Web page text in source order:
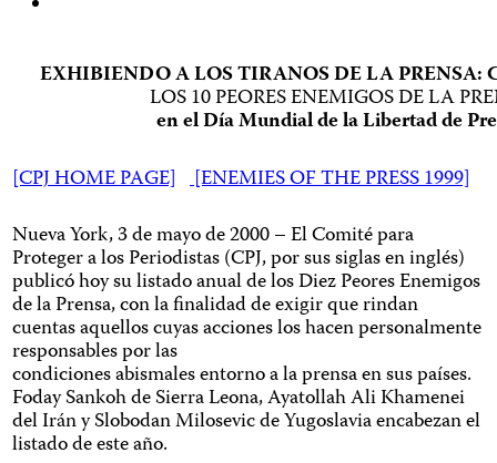
EXHIBIENDO A LOS TIRANOS DE LA PRENSA:
LOS 10 PEORES ENEMIGOS DE LA
en el Día Mundial de la Libertad de
[CPJ HOME PAGE] [ENEMIES OF THE PRESS 1999]
Nueva York, 3 de mayo de 2000 – El Comité para
Proteger a los Periodistas (CPJ, por sus siglas en inglés)
publicó hoy su listado anual de los Diez Peores Enemigos
de la Prensa, con la finalidad de exigir que rindan
cuentas aquellos cuyas acciones los hacen personalmente
responsables por las
condiciones abismales entorno a la prensa en sus países.
Foday Sankoh de Sierra Leona, Ayatollah Ali Khamenei
del Irán y Slobodan Milosevic de Yugoslavia encabezan el
listado de este año.